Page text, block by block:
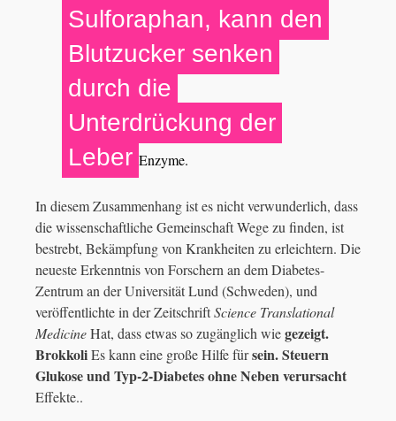
Sulforaphan, kann den
Blutzucker senken
durch die
Unterdrückung der
Leber Enzyme.
In diesem Zusammenhang ist es nicht verwunderlich, dass
die wissenschaftliche Gemeinschaft Wege zu finden, ist
bestrebt, Bekämpfung von Krankheiten zu erleichtern. Die
neueste Erkenntnis von Forschern an dem Diabetes-
Zentrum an der Universität Lund (Schweden), und
veröffentlichte in der ZeitschriftScience Translational
MedicineHat, dass etwas so zugänglich wiegezeigt.
BrokkoliEs kann eine große Hilfe fürsein. Steuern
Glukose und Typ-2-Diabetes ohne Neben verursacht
Effekte..